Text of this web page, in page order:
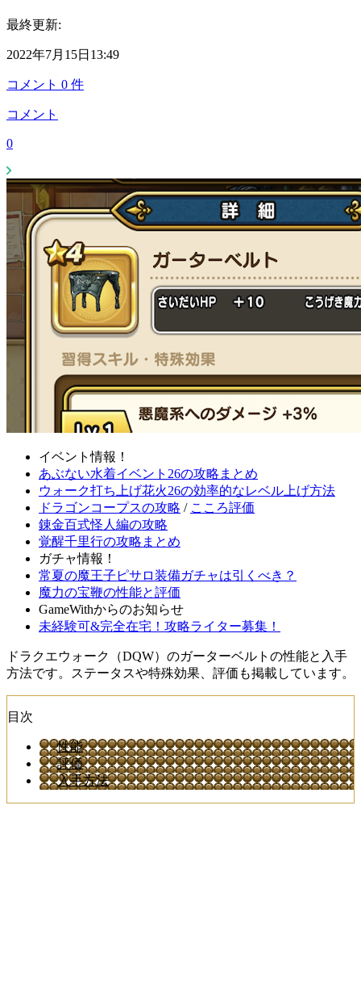
最終更新:
2022年7月15日13:49
コメント 0 件
コメント
0
イベント情報！
あぶない水着イベント26の攻略まとめ
ウォーク打ち上げ花火26の効率的なレベル上げ方法
ドラゴンコープスの攻略 / こころ評価
錬金百式怪人編の攻略
覚醒千里行の攻略まとめ
ガチャ情報！
常夏の魔王子ピサロ装備ガチャは引くべき？
魔力の宝鞭の性能と評価
GameWithからのお知らせ
未経験可&完全在宅！攻略ライター募集！
ドラクエウォーク（DQW）のガーターベルトの性能と入手
方法です。ステータスや特殊効果、評価も掲載しています。
目次
性能
評価
入手方法